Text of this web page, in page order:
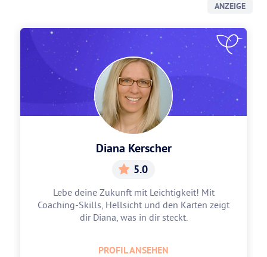
ANZEIGE
Diana Kerscher
5.0
Lebe deine Zukunft mit Leichtigkeit! Mit
Coaching-Skills, Hellsicht und den Karten zeigt
dir Diana, was in dir steckt.
PROFIL ANSEHEN